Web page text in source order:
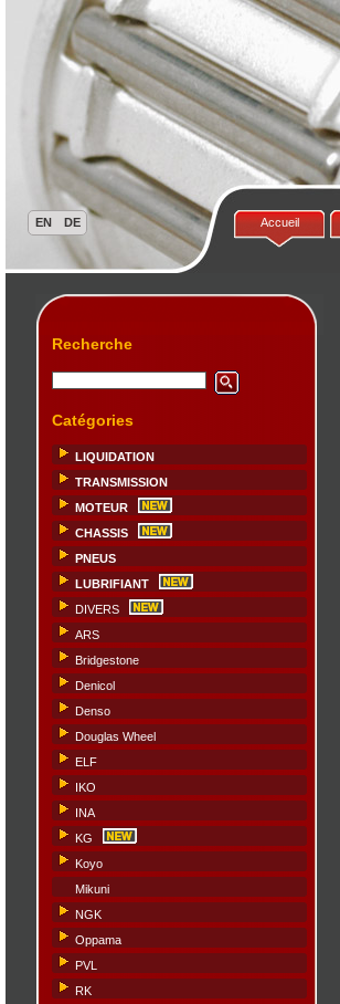
Accueil
Recherche
Catégories
LIQUIDATION
TRANSMISSION
MOTEUR
CHASSIS
PNEUS
LUBRIFIANT
DIVERS
ARS
Bridgestone
Denicol
Denso
Douglas Wheel
ELF
IKO
INA
KG
Koyo
Mikuni
NGK
Oppama
PVL
RK